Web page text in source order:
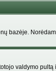
bazėje.
valdymo